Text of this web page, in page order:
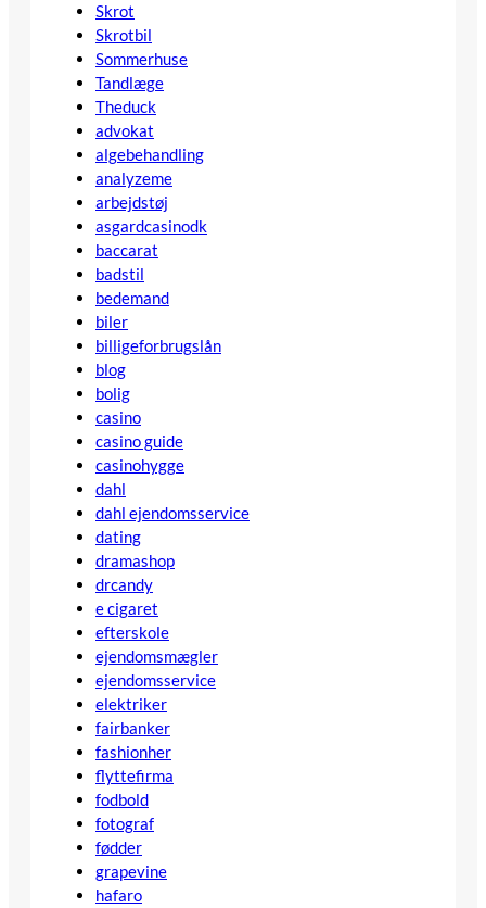
Skrot
Skrotbil
Sommerhuse
Tandlæge
Theduck
advokat
algebehandling
analyzeme
arbejdstøj
asgardcasinodk
baccarat
badstil
bedemand
biler
billigeforbrugslån
blog
bolig
casino
casino guide
casinohygge
dahl
dahl ejendomsservice
dating
dramashop
drcandy
e cigaret
efterskole
ejendomsmægler
ejendomsservice
elektriker
fairbanker
fashionher
flyttefirma
fodbold
fotograf
fødder
grapevine
hafaro